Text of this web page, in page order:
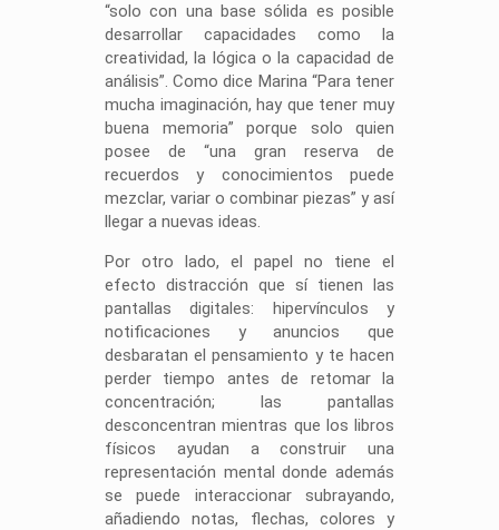
“solo con una base sólida es posible
desarrollar capacidades como la
creatividad, la lógica o la capacidad de
análisis”. Como dice Marina “Para tener
mucha imaginación, hay que tener muy
buena memoria” porque solo quien
posee de “una gran reserva de
recuerdos y conocimientos puede
mezclar, variar o combinar piezas” y así
llegar a nuevas ideas.
Por otro lado, el papel no tiene el
efecto distracción que sí tienen las
pantallas digitales: hipervínculos y
notificaciones y anuncios que
desbaratan el pensamiento y te hacen
perder tiempo antes de retomar la
concentración; las pantallas
desconcentran mientras que los libros
físicos ayudan a construir una
representación mental donde además
se puede interaccionar subrayando,
añadiendo notas, flechas, colores y